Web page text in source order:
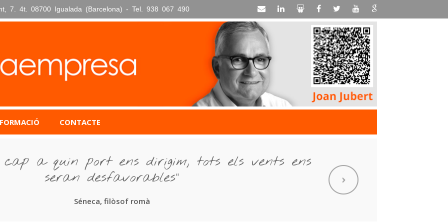
7. 4t. 08700 Igualada (Barcelona) - Tel. 938 067 490
FORMACIÓ CONTACTE
Séneca, filòsof romà
cap a quin port ens dirigim, tots els vents ens
seran desfavorables"